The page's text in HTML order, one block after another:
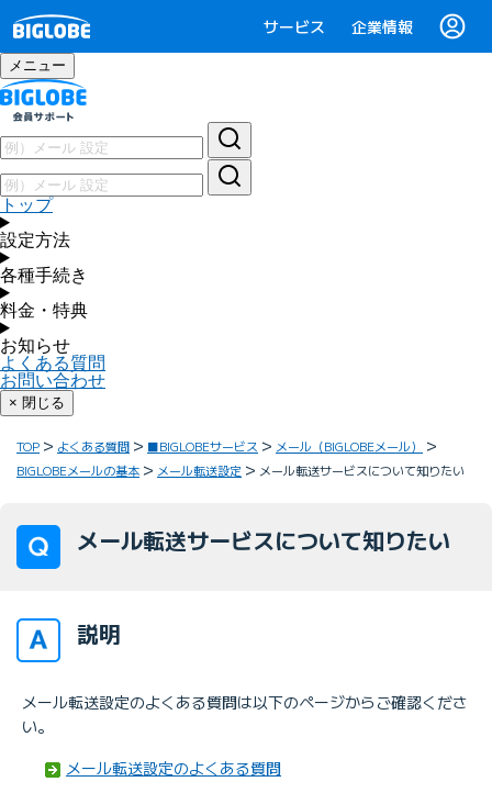
サービス 企業情報
メニュー
トップ
設定方法
各種手続き
料金・特典
お知らせ
よくある質問
お問い合わせ
× 閉じる
TOP よくある質問 ■BIGLOBEサービス
メール（BIGLOBEメール）
BIGLOBEメールの基本
メール転送設定 メール転送サービスについて知りたい
メール転送サービスについて知りたい
説明
メール転送設定のよくある質問は以下のページからご確認くださ
い。
メール転送設定のよくある質問